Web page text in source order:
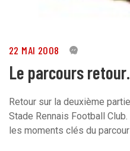
22 MAI 2008 0
Le parcours
Retour sur la deuxième
Stade Rennais Football
les moments clés du